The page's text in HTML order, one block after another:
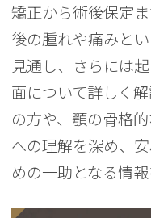
矯正から術後保定
後の腫れや痛みと
見通し、さらには
面について詳しく
の方や、顎の骨格
への理解を深め、
めの一助となる情報